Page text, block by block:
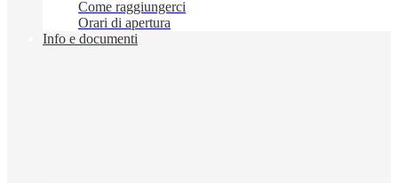
Come raggiungerci
Orari di apertura
Info e documenti